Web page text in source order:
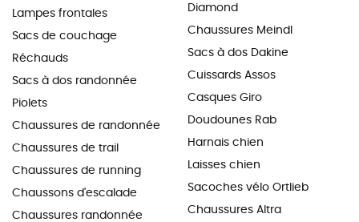
Lampes frontales
Sacs de couchage
Réchauds
Sacs à dos randonnée
Piolets
Chaussures de randonnée
Chaussures de trail
Chaussures de running
Chaussons d'escalade
Chaussures randonnée
Diamond
Chaussures Meindl
Sacs à dos Dakine
Cuissards Assos
Casques Giro
Doudounes Rab
Harnais chien
Laisses chien
Sacoches vélo Ortlieb
Chaussures Altra